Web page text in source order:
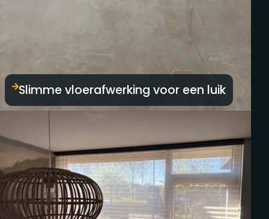
Slimme vloerafwerking voor een luik